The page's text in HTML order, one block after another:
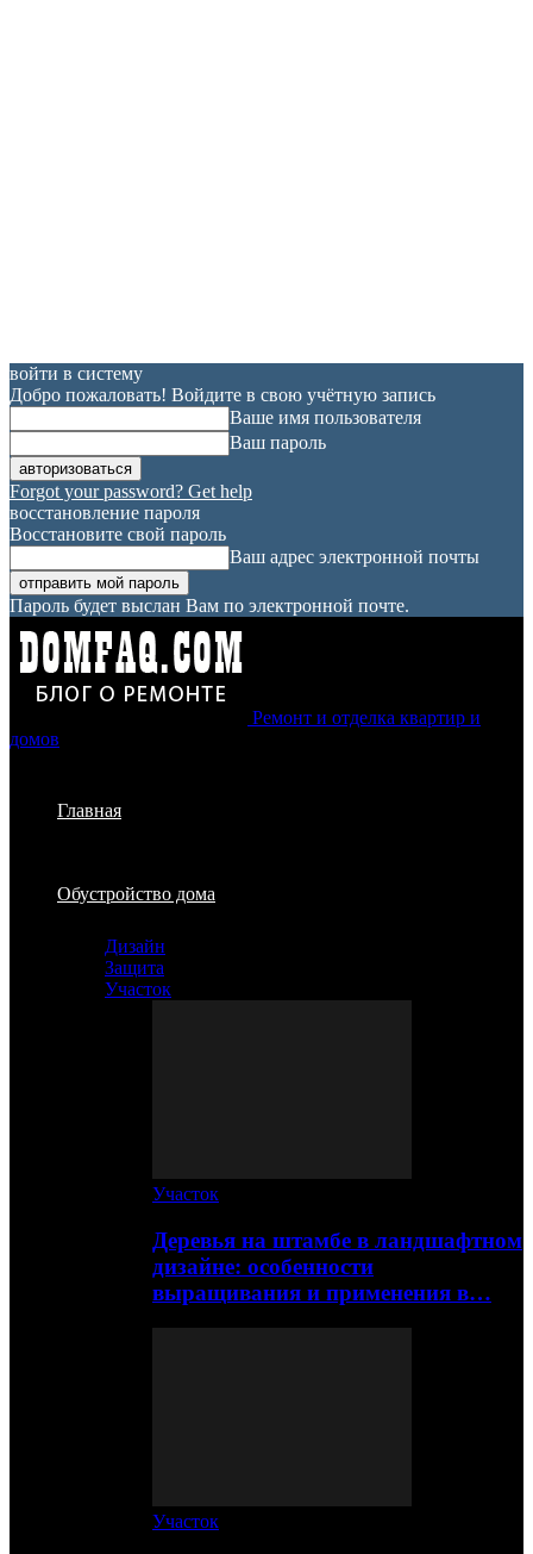
войти в систему
Добро пожаловать! Войдите в свою учётную запись
Ваше имя пользователя
Ваш пароль
Forgot your password? Get help
восстановление пароля
Восстановите свой пароль
Ваш адрес электронной почты
Пароль будет выслан Вам по электронной почте.
Ремонт и отделка квартир и
домов
Главная
Обустройство дома
Дизайн
Защита
Участок
Участок
Деревья на штамбе в ландшафтном
дизайне: особенности
выращивания и применения в…
Участок